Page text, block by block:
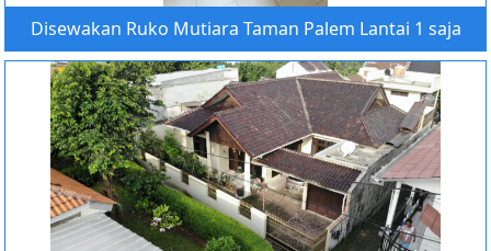
Disewakan Ruko Mutiara Taman Palem Lantai 1 saja